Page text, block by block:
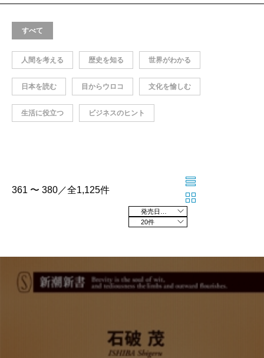
すべて
人間を考える 歴史を知る 世界がわかる
日本を読む 目からウロコ 文化を愉しむ
生活に役立つ ビジネスのヒント
361 〜 380／全1,125件
20件